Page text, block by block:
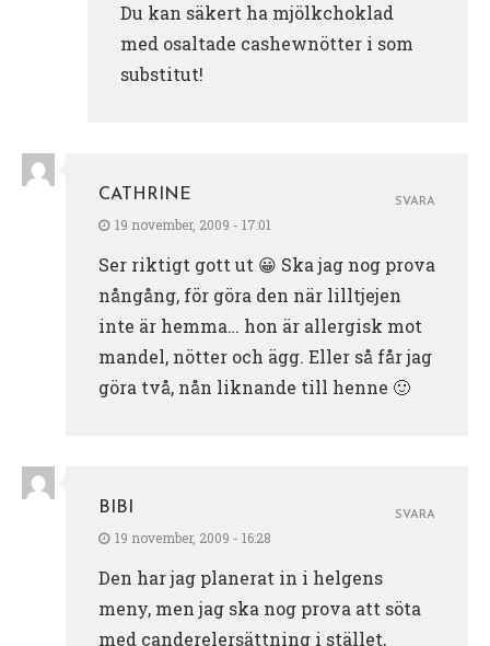
Du kan säkert ha mjölkchoklad
med osaltade cashewnötter i som
substitut!
CATHRINE
19 november, 2009 - 17:01
Ser riktigt gott ut 😀 Ska jag nog prova
nångång, för göra den när lilltjejen
inte är hemma… hon är allergisk mot
mandel, nötter och ägg. Eller så får jag
göra två, nån liknande till henne 🙂
SVARA
BIBI
19 november, 2009 - 16:28
Den har jag planerat in i helgens
meny, men jag ska nog prova att söta
med canderelersättning i stället,
SVARA